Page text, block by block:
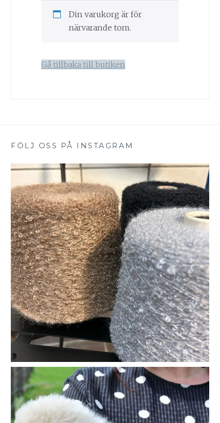
Din varukorg är för
närvarande tom.
Gå tillbaka till butiken
FÖLJ OSS PÅ INSTAGRAM